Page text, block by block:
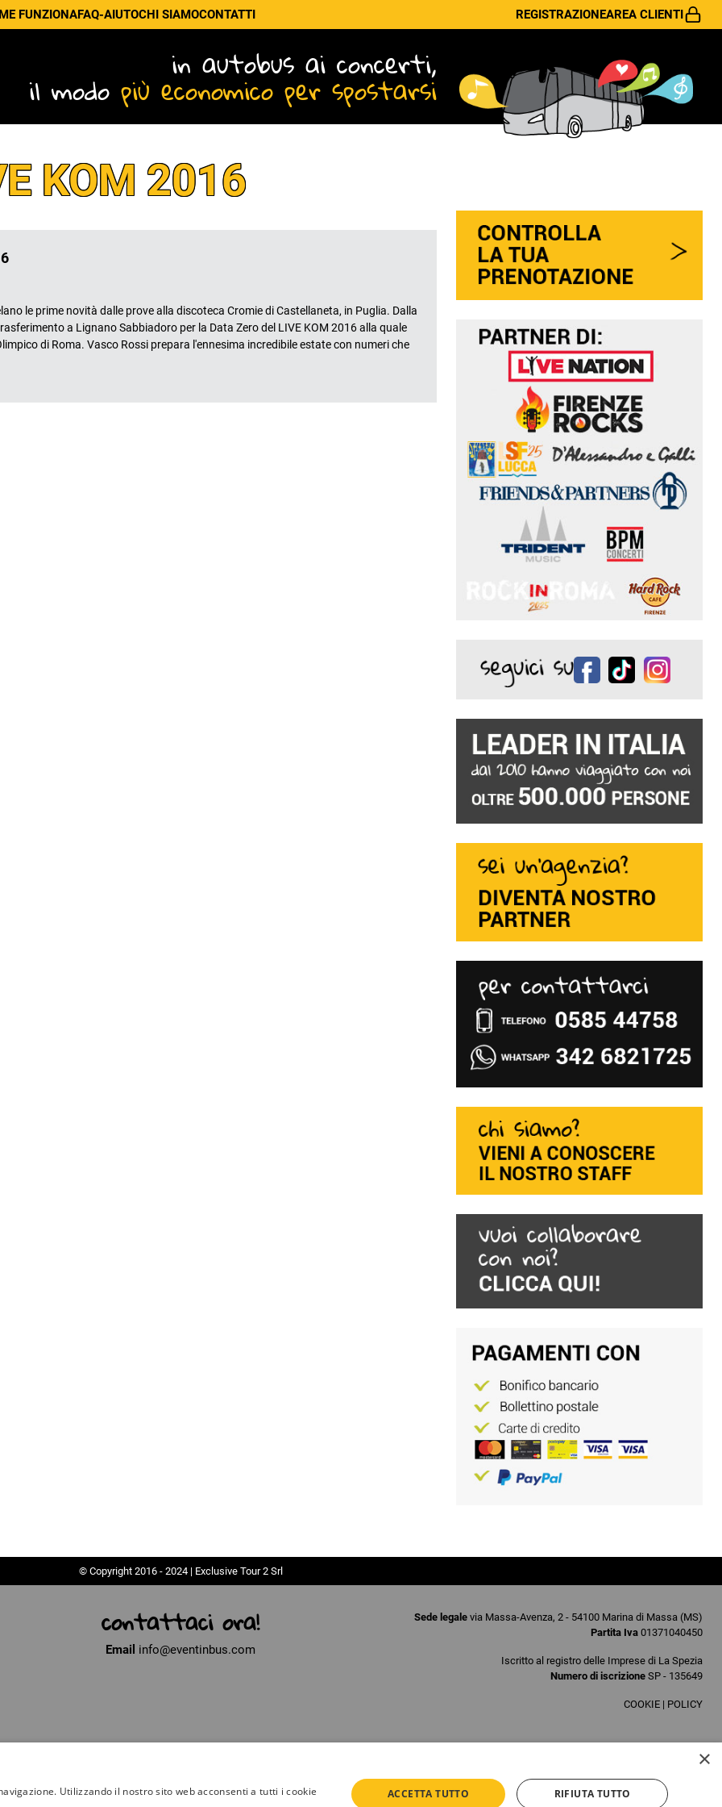
FUNZIONAFAQ-AIUTOCHI SIAMOCONTATTI REGISTRAZIONEAREA CLIENTI
in autobus ai concerti,
il modo più economico per spostarsi
KOM 2016
le prime novità dalle prove alla discoteca Cromie di Castellaneta, in Puglia. Dalla
a Lignano Sabbiadoro per la Data Zero del LIVE KOM 2016 alla quale
di Roma. Vasco Rossi prepara l'ennesima incredibile estate con numeri che
© Copyright 2016 - 2024 | Exclusive Tour 2 Srl
contattaci ora!
Email info@eventinbus.com
Sede legale via Massa-Avenza, 2 - 54100 Marina di Massa (MS)
Partita Iva 01371040450
Iscritto al registro delle Imprese di La Spezia
Numero di iscrizione SP - 135649
COOKIE | POLICY
×
Utilizzando il nostro sito web acconsenti a tutti i cookie
ACCETTA TUTTO RIFIUTA TUTTO